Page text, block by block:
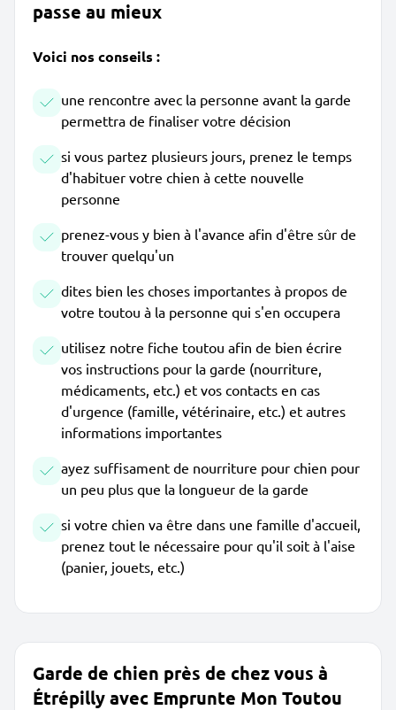
passe au mieux
Voici nos conseils :
une rencontre avec la personne avant la garde
permettra de finaliser votre décision
si vous partez plusieurs jours, prenez le temps
d'habituer votre chien à cette nouvelle
personne
prenez-vous y bien à l'avance afin d'être sûr de
trouver quelqu'un
dites bien les choses importantes à propos de
votre toutou à la personne qui s'en occupera
utilisez notre fiche toutou afin de bien écrire
vos instructions pour la garde (nourriture,
médicaments, etc.) et vos contacts en cas
d'urgence (famille, vétérinaire, etc.) et autres
informations importantes
ayez suffisament de nourriture pour chien pour
un peu plus que la longueur de la garde
si votre chien va être dans une famille d'accueil,
prenez tout le nécessaire pour qu'il soit à l'aise
(panier, jouets, etc.)
Garde de chien près de chez vous à
Étrépilly avec Emprunte Mon Toutou